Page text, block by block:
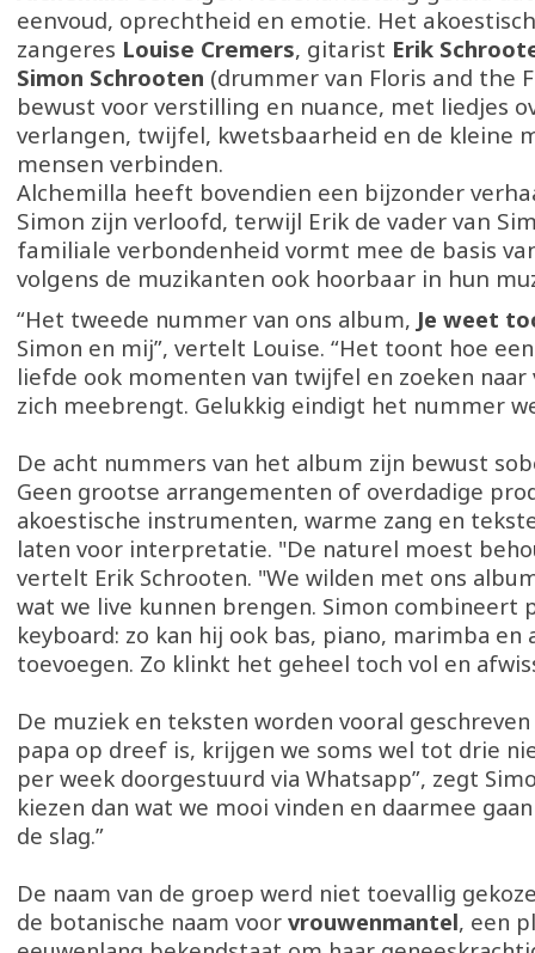
eenvoud, oprechtheid en emotie. Het
zangeres Louise Cremers, gitarist Erik
Simon Schrooten (drummer van Floris and the
bewust voor verstilling en nuance, met liedjes
verlangen, twijfel, kwetsbaarheid en de kleine
mensen verbinden.
Alchemilla heeft bovendien een bijzonder
Simon zijn verloofd, terwijl Erik de vader van
familiale verbondenheid vormt mee de basis
volgens de muzikanten ook hoorbaar in hun
“Het tweede nummer van ons album, Je weet
Simon en mij”, vertelt Louise. “Het toont hoe
liefde ook momenten van twijfel en zoeken
zich meebrengt. Gelukkig eindigt het nummer
De acht nummers van het album zijn bewust
Geen grootse arrangementen of overdadige
akoestische instrumenten, warme zang en
laten voor interpretatie. "De naturel moest
vertelt Erik Schrooten. "We wilden met ons
wat we live kunnen brengen. Simon combineert
keyboard: zo kan hij ook bas, piano, marimba en
toevoegen. Zo klinkt het geheel toch vol en
De muziek en teksten worden vooral geschreven
papa op dreef is, krijgen we soms wel tot drie
per week doorgestuurd via Whatsapp”, zegt
kiezen dan wat we mooi vinden en daarmee
de slag.”
De naam van de groep werd niet toevallig
de botanische naam voor vrouwenmantel, een